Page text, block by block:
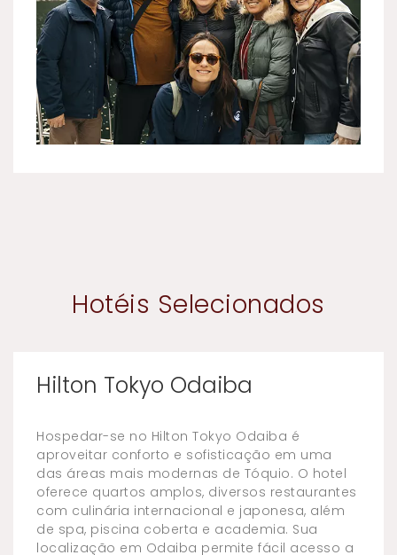
Hotéis Selecionados
Hilton Tokyo Odaiba
Hospedar-se no Hilton Tokyo Odaiba é
aproveitar conforto e sofisticação em uma
das áreas mais modernas de Tóquio. O hotel
oferece quartos amplos, diversos restaurantes
com culinária internacional e japonesa, além
de spa, piscina coberta e academia. Sua
localização em Odaiba permite fácil acesso a